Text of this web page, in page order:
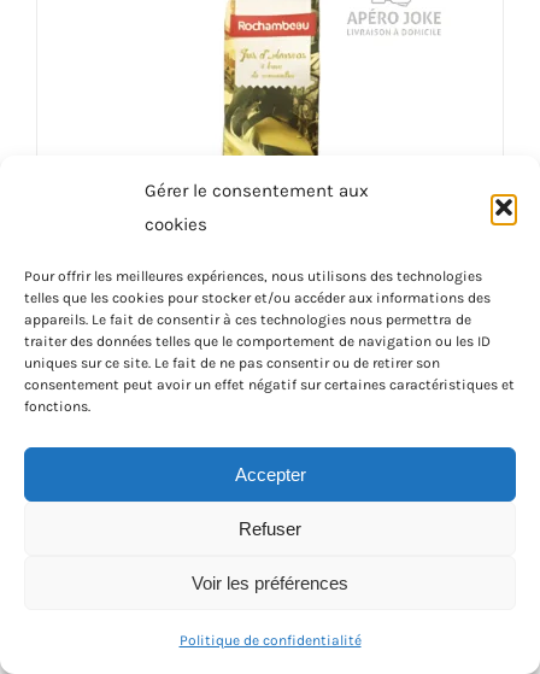
Gérer le consentement aux
cookies
Pour offrir les meilleures expériences, nous utilisons des technologies
telles que les cookies pour stocker et/ou accéder aux informations des
appareils. Le fait de consentir à ces technologies nous permettra de
traiter des données telles que le comportement de navigation ou les ID
uniques sur ce site. Le fait de ne pas consentir ou de retirer son
consentement peut avoir un effet négatif sur certaines caractéristiques et
fonctions.
Accepter
Refuser
Voir les préférences
Politique de confidentialité
Jus d’Ananas 1L
4,00€